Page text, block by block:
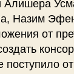
Назим
от
поступило